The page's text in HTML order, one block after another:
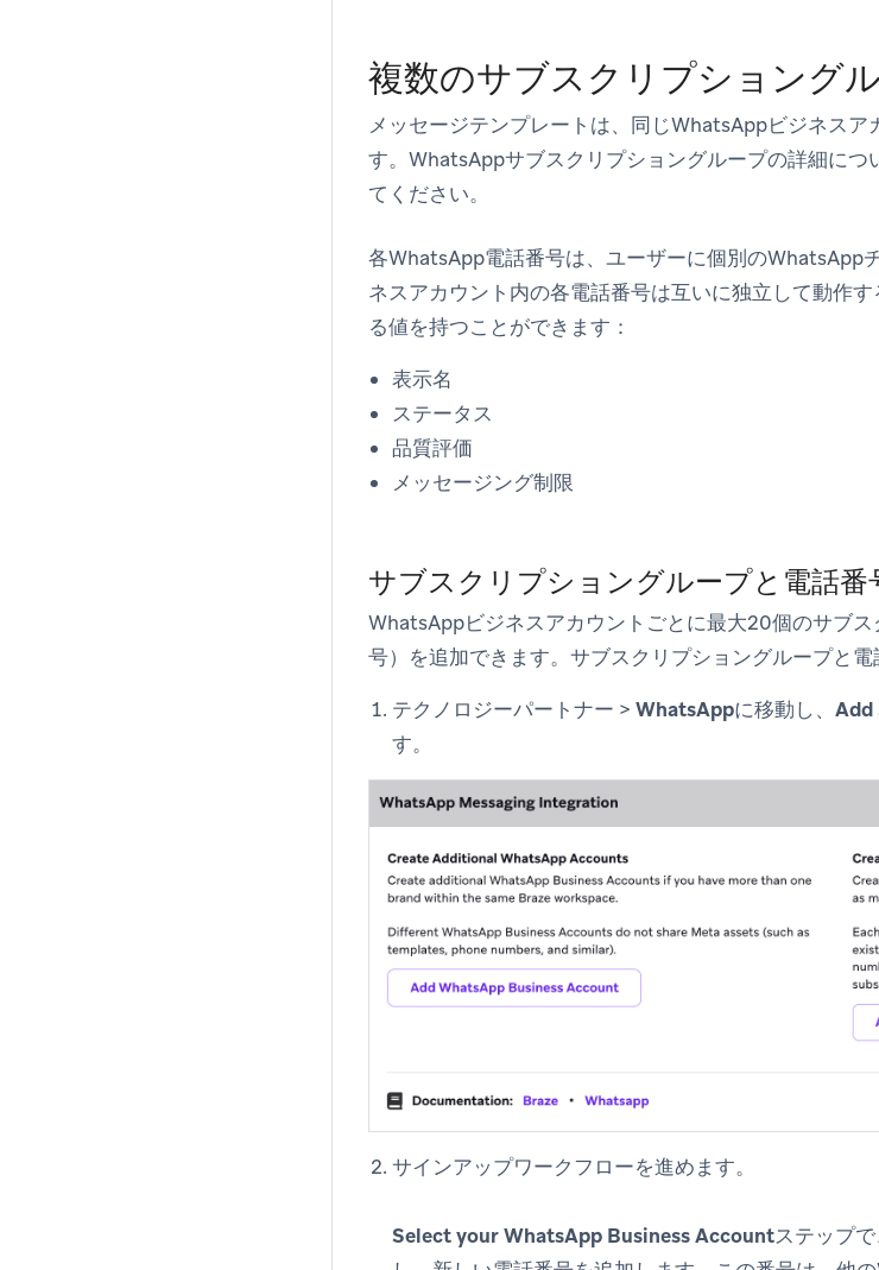
複数のサブスクリプショング
メッセージテンプレートは、同じWhatsAppビジネス
す。WhatsAppサブスクリプショングループの詳細につ
てください。
各WhatsApp電話番号は、ユーザーに個別のWhatsApp
ネスアカウント内の各電話番号は互いに独立して動作
る値を持つことができます：
表示名
ステータス
品質評価
メッセージング制限
サブスクリプショングループと電話番
WhatsAppビジネスアカウントごとに最大20個のサブ
号）を追加できます。サブスクリプショングループと電
テクノロジーパートナー > WhatsAppに移動し、 Add
す。
サインアップワークフローを進めます。
Select your WhatsApp Business Accountステップ